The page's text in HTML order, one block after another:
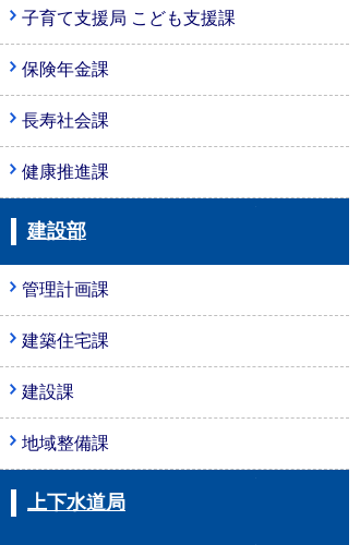
子育て支援局 こども支援課
保険年金課
長寿社会課
健康推進課
建設部
管理計画課
建築住宅課
建設課
地域整備課
上下水道局